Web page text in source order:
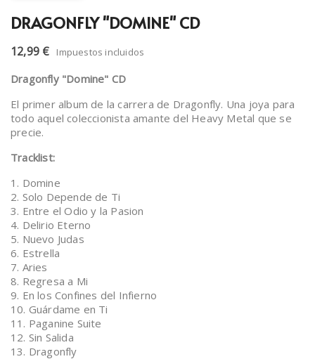
DRAGONFLY "DOMINE" CD
12,99 € Impuestos incluidos
Dragonfly "Domine" CD
El primer album de la carrera de Dragonfly. Una joya para
todo aquel coleccionista amante del Heavy Metal que se
precie.
Tracklist:
1. Domine
2. Solo Depende de Ti
3. Entre el Odio y la Pasion
4. Delirio Eterno
5. Nuevo Judas
6. Estrella
7. Aries
8. Regresa a Mi
9. En los Confines del Infierno
10. Guárdame en Ti
11. Paganine Suite
12. Sin Salida
13. Dragonfly